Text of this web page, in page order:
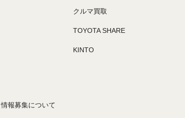
クルマ買取
TOYOTA SHARE
KINTO
情報募集について